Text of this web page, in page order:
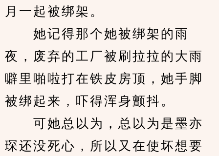
月一起被绑架。
她记得那个她被绑架的雨
夜，废弃的工厂被刷拉拉的大雨
噼里啪啦打在铁皮房顶，她手脚
被绑起来，吓得浑身颤抖。
可她总以为，总以为是墨亦
琛还没死心，所以又在使坏想要